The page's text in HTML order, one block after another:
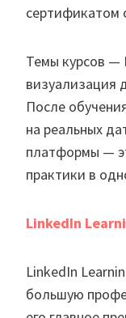
сертификатом
Темы курсов —
визуализация
После
на реальных
платформы —
практики в
LinkedIn
LinkedIn
большую